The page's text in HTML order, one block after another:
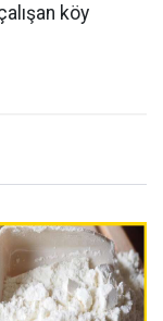
köy